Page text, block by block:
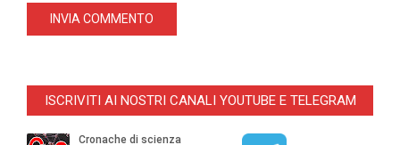
ISCRIVITI AI NOSTRI CANALI YOUTUBE E TELEGRAM